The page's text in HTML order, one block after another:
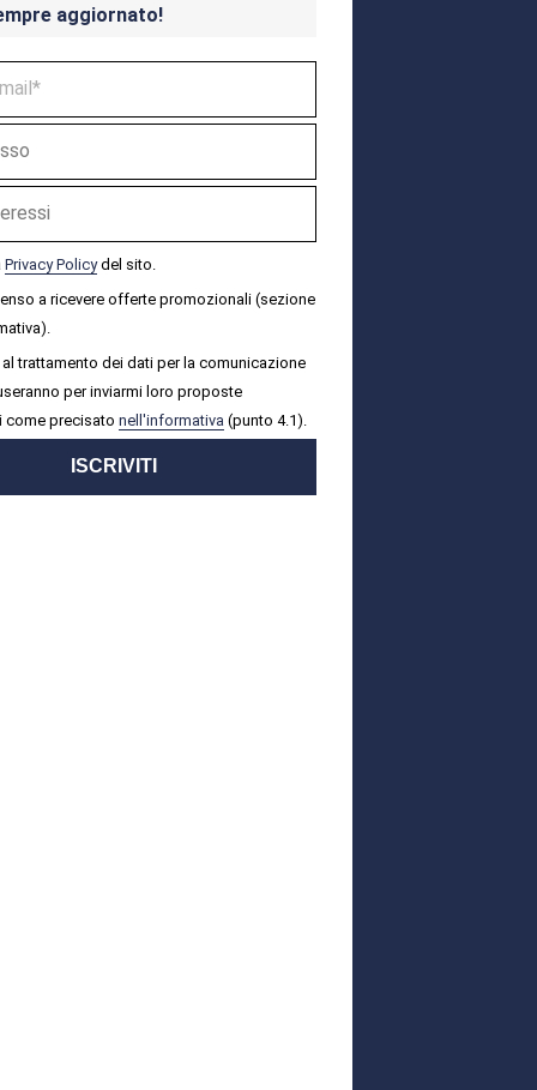
aggiornato!
Privacy Policydel sito.
a ricevere offerte promozionali (sezione
trattamento dei dati per la comunicazione
per inviarmi loro proposte
come precisato nell'informativa (punto 4.1).
ISCRIVITI